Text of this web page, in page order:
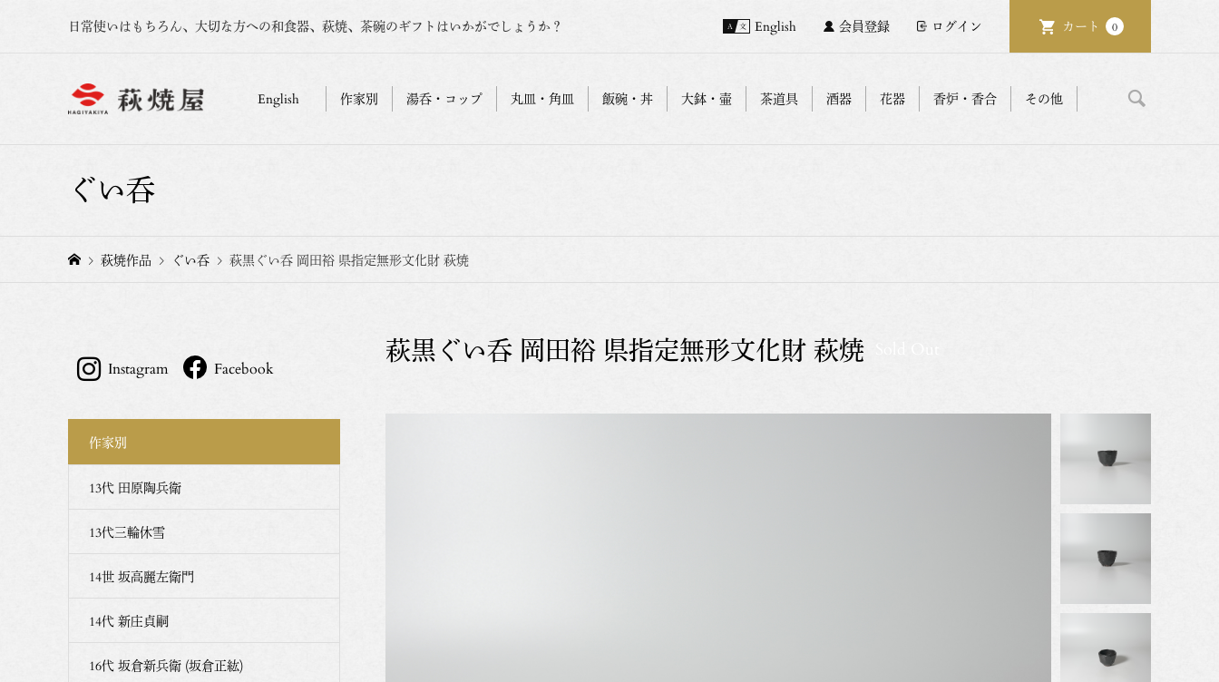
日常使いはもちろん、大切な方への和食器、萩焼、茶碗のギフトはいかがでしょうか？ English 会員登録 ログイン カート 0
English 作家別 湯呑・コップ 丸皿・角皿 飯碗・丼 大鉢・壷 茶道具 酒器 花器 香炉・香合 その他
ぐい呑
萩焼作品 ぐい呑 萩黒ぐい呑 岡田裕 県指定無形文化財 萩焼
萩黒ぐい呑 岡田裕 県指定無形文化財 萩焼
Instagram Facebook
作家別
13代 田原陶兵衛
13代三輪休雪
14世 坂高麗左衛門
14代 新庄貞嗣
16代 坂倉新兵衛 (坂倉正紘)